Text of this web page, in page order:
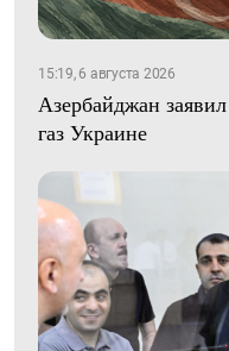
15:19, 6 августа 2026
Азербайджан
газ Украине